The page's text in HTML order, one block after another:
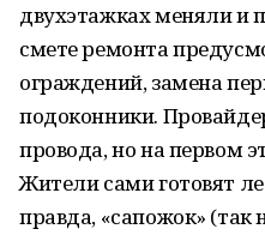
двухэтажках меняли и
смете ремонта
ограждений, замена
подоконники.
провода, но на первом
Жители сами готовят
правда, «сапожок»